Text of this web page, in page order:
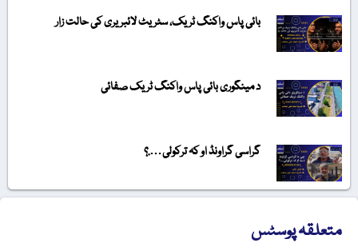
بائی پاس واکنگ ٹریک، سٹریٹ لائبریری کی حالت زار
د مینگوری بائی پاس واکنگ ٹریک صفائی
گراسی گراونڈ او کہ ترکولی….؟
متعلقہ پوسٹس